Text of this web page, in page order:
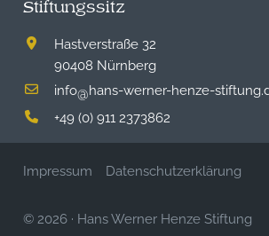
Stiftungssitz
Hastverstraße 32
90408 Nürnberg
info@hans-werner-henze-
+49 (0) 911 2373862
Impressum Datenschutzerklärung
© 2026 · Hans Werner Henze Stiftung